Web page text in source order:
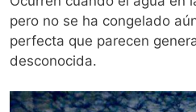
pero no se ha congelado
perfecta que parecen
desconocida.